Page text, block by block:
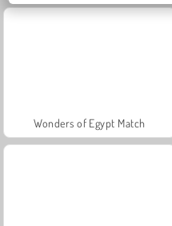
Wonders of Egypt Match